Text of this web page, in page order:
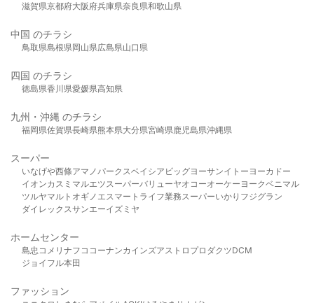
滋賀県京都府大阪府兵庫県奈良県和歌山県
中国 のチラシ
鳥取県島根県岡山県広島県山口県
四国 のチラシ
徳島県香川県愛媛県高知県
九州・沖縄 のチラシ
福岡県佐賀県長崎県熊本県大分県宮崎県鹿児島県沖縄県
スーパー
いなげや西條アマノパークスベイシア ビッグヨーサンイトーヨーカドー
イオンカスミ マルエツスーパーバリューヤオコーオーケー ヨークベニマル
ツルヤマルト オギノ エスマート ライフ業務スーパーいかり フジグラン
ダイレックスサンエーイズミヤ
ホームセンター
島忠 コメリ ナフコ コーナンカインズアストロプロダクツDCM
ジョイフル本田
ファッション